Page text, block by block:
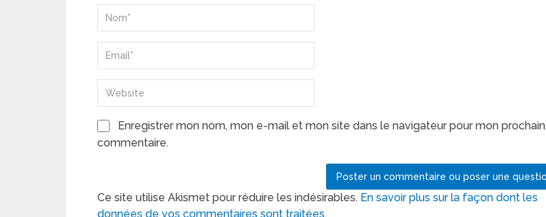
Enregistrer mon nom, mon e-mail et mon site dans le navigateur pour mon prochain
commentaire.
Ce site utilise Akismet pour réduire les indésirables. En savoir plus sur la façon dont les
données de vos commentaires sont traitées.